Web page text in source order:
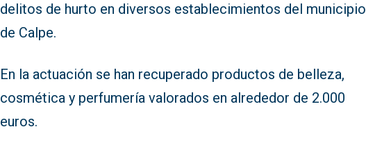
delitos de hurto en diversos establecimientos del municipio
de Calpe.
En la actuación se han recuperado productos de belleza,
cosmética y perfumería valorados en alrededor de 2.000
euros.